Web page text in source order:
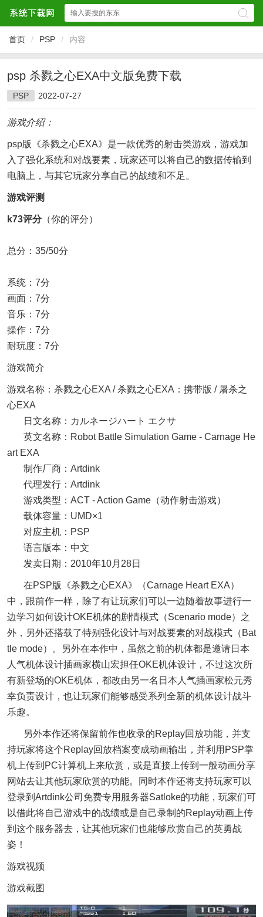
首页 / PSP / 内容
psp 杀戮之心EXA中文版免费下载
PSP 2022-07-27
游戏介绍：
psp版《杀戮之心EXA》是一款优秀的射击类游戏，游戏加
入了强化系统和对战要素，玩家还可以将自己的数据传输到
电脑上，与其它玩家分享自己的战绩和不足。
游戏评测
k73评分（你的评分）
总分：35/50分
系统：7分
画面：7分
音乐：7分
操作：7分
耐玩度：7分
游戏简介
游戏名称：杀戮之心EXA / 杀戮之心EXA：携带版 / 屠杀之
心EXA
日文名称：カルネージハート エクサ
英文名称：Robot Battle Simulation Game - Carnage He
art EXA
制作厂商：Artdink
代理发行：Artdink
游戏类型：ACT - Action Game（动作射击游戏）
载体容量：UMD×1
对应主机：PSP
语言版本：中文
发卖日期：2010年10月28日
在PSP版《杀戮之心EXA》（Carnage Heart EXA）
中，跟前作一样，除了有让玩家们可以一边随着故事进行一
边学习如何设计OKE机体的剧情模式（Scenario mode）之
外，另外还搭载了特别强化设计与对战要素的对战模式（Bat
tle mode）。另外在本作中，虽然之前的机体都是邀请日本
人气机体设计插画家横山宏担任OKE机体设计，不过这次所
有新登场的OKE机体，都改由另一名日本人气插画家松元秀
幸负责设计，也让玩家们能够感受系列全新的机体设计战斗
乐趣。
另外本作还将保留前作也收录的Replay回放功能，并支
持玩家将这个Replay回放档案变成动画输出，并利用PSP掌
机上传到PC计算机上来欣赏，或是直接上传到一般动画分享
网站去让其他玩家欣赏的功能。同时本作还将支持玩家可以
登录到Artdink公司免费专用服务器Satloke的功能，玩家们可
以借此将自己游戏中的战绩或是自己录制的Replay动画上传
到这个服务器去，让其他玩家们也能够欣赏自己的英勇战
姿！
游戏视频
游戏截图